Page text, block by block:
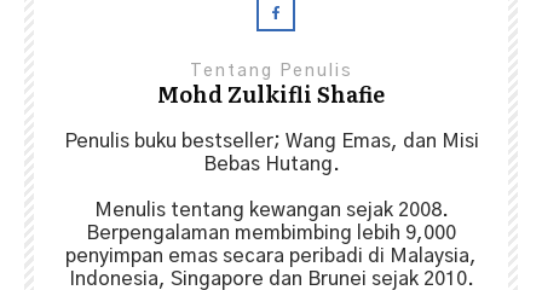
Tentang Penulis
Mohd Zulkifli Shafie
Penulis buku bestseller; Wang Emas, dan Misi
Bebas Hutang.
Menulis tentang kewangan sejak 2008.
Berpengalaman membimbing lebih 9,000
penyimpan emas secara peribadi di Malaysia,
Indonesia, Singapore dan Brunei sejak 2010.